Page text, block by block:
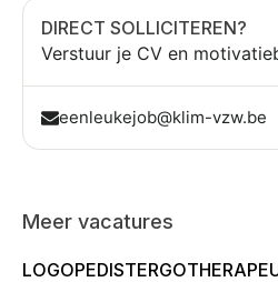
DIRECT SOLLICITEREN?
Verstuur je CV en
eenleukejob@klim-vzw.be
Meer vacatures
LOGOPEDIST